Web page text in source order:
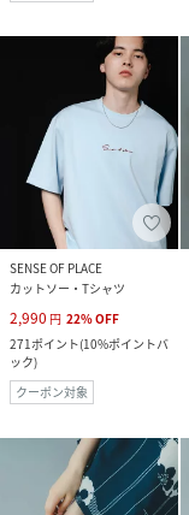
SENSE OF PLACE
カットソー・Tシャツ
2,990 円 22%OFF
271ポイント(10%ポイントバ
ック)
クーポン対象